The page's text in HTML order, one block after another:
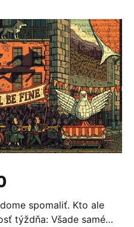
spomaliť. Kto ale